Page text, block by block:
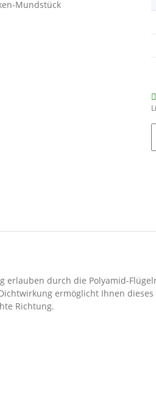
erlauben durch die Polyamid-
ermöglicht Ihnen
Richtung.